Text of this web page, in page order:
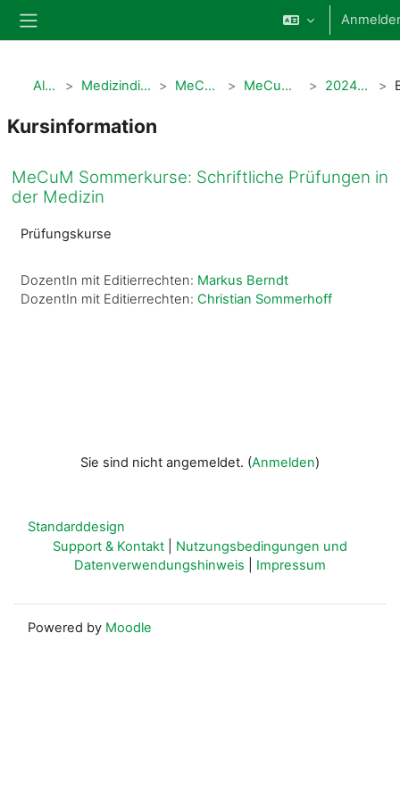
Website-Übersicht
Alle Kurse Medizindidaktische Qualifizierung MeCuM Sommerkurse MeCuM Sommerkurse 2024 202407_pruefung_schr
Kursinformation
MeCuM Sommerkurse: Schriftliche Prüfungen in
der Medizin
Prüfungskurse
DozentIn mit Editierrechten: Markus Berndt
DozentIn mit Editierrechten: Christian Sommerhoff
Sie sind nicht angemeldet. (Anmelden)
Standarddesign
Support & Kontakt
Nutzungsbedingungen und
Datenverwendungshinweis
Impressum
Powered by Moodle